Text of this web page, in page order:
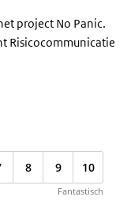
project No Panic.
Risicocommunicatie
8 9 10
Fantastisch